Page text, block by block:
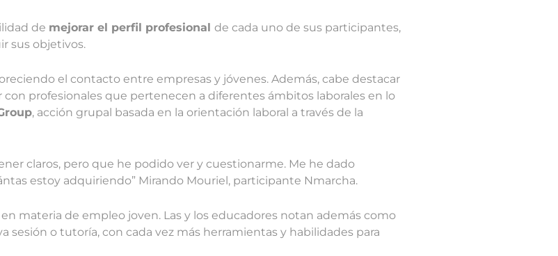
de mejorar el perfil profesional de cada uno de sus participantes,
sus objetivos.
el contacto entre empresas y jóvenes. Además, cabe destacar
profesionales que pertenecen a diferentes ámbitos laborales en lo
, acción grupal basada en la orientación laboral a través de la
claros, pero que he podido ver y cuestionarme. Me he dado
estoy adquiriendo” Mirando Mouriel, participante Nmarcha.
materia de empleo joven. Las y los educadores notan además como
o tutoría, con cada vez más herramientas y habilidades para